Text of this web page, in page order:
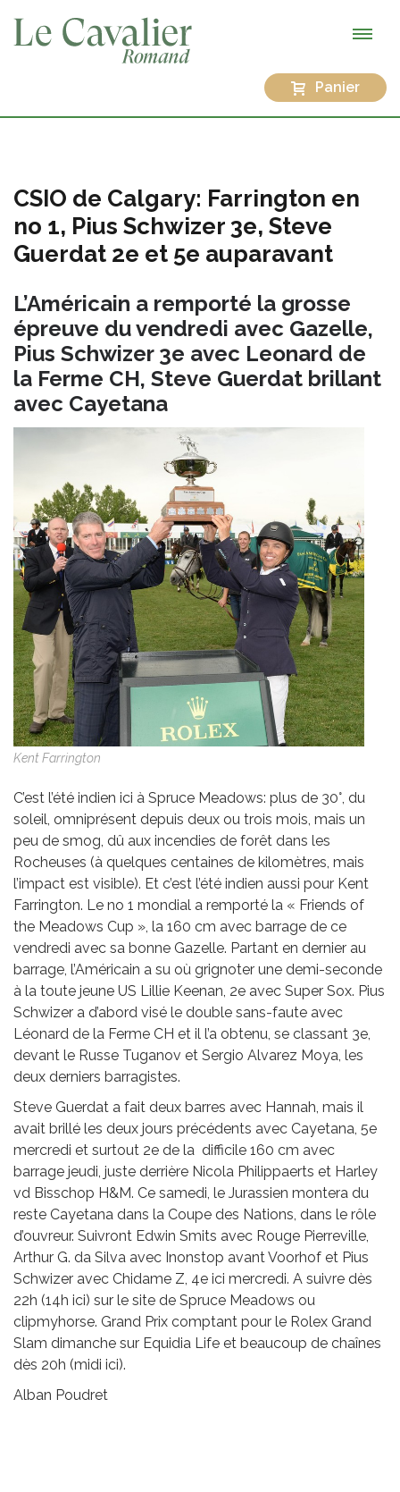
Panier
CSIO de Calgary: Farrington en
no 1, Pius Schwizer 3e, Steve
Guerdat 2e et 5e auparavant
L’Américain a remporté la grosse
épreuve du vendredi avec Gazelle,
Pius Schwizer 3e avec Leonard de
la Ferme CH, Steve Guerdat brillant
avec Cayetana
Kent Farrington
C’est l’été indien ici à Spruce Meadows: plus de 30°, du
soleil, omniprésent depuis deux ou trois mois, mais un
peu de smog, dû aux incendies de forêt dans les
Rocheuses (à quelques centaines de kilomètres, mais
l’impact est visible). Et c’est l’été indien aussi pour Kent
Farrington. Le no 1 mondial a remporté la « Friends of
the Meadows Cup », la 160 cm avec barrage de ce
vendredi avec sa bonne Gazelle. Partant en dernier au
barrage, l’Américain a su où grignoter une demi-seconde
à la toute jeune US Lillie Keenan, 2e avec Super Sox. Pius
Schwizer a d’abord visé le double sans-faute avec
Léonard de la Ferme CH et il l’a obtenu, se classant 3e,
devant le Russe Tuganov et Sergio Alvarez Moya, les
deux derniers barragistes.
Steve Guerdat a fait deux barres avec Hannah, mais il
avait brillé les deux jours précédents avec Cayetana, 5e
mercredi et surtout 2e de la difficile 160 cm avec
barrage jeudi, juste derrière Nicola Philippaerts et Harley
vd Bisschop H&M. Ce samedi, le Jurassien montera du
reste Cayetana dans la Coupe des Nations, dans le rôle
d’ouvreur. Suivront Edwin Smits avec Rouge Pierreville,
Arthur G. da Silva avec Inonstop avant Voorhof et Pius
Schwizer avec Chidame Z, 4e ici mercredi. A suivre dès
22h (14h ici) sur le site de Spruce Meadows ou
clipmyhorse. Grand Prix comptant pour le Rolex Grand
Slam dimanche sur Equidia Life et beaucoup de chaînes
dès 20h (midi ici).
Alban Poudret